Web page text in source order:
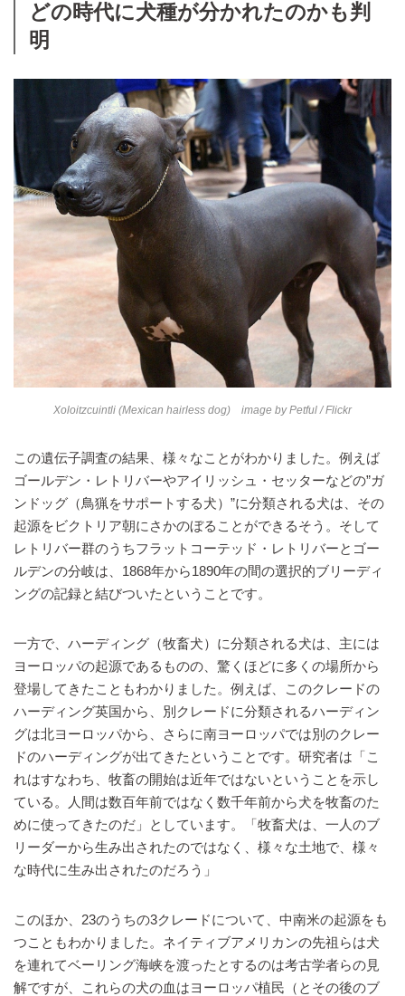
どの時代に犬種が分かれたのかも判
明
Xoloitzcuintli (Mexican hairless dog) image byPetful/ Flickr
この遺伝子調査の結果、様々なことがわかりました。例えば
ゴールデン・レトリバーやアイリッシュ・セッターなどの”ガ
ンドッグ（鳥猟をサポートする犬）”に分類される犬は、その
起源をビクトリア朝にさかのぼることができるそう。そして
レトリバー群のうちフラットコーテッド・レトリバーとゴー
ルデンの分岐は、1868年から1890年の間の選択的ブリーディ
ングの記録と結びついたということです。
一方で、ハーディング（牧畜犬）に分類される犬は、主には
ヨーロッパの起源であるものの、驚くほどに多くの場所から
登場してきたこともわかりました。例えば、このクレードの
ハーディング英国から、別クレードに分類されるハーディン
グは北ヨーロッパから、さらに南ヨーロッパでは別のクレー
ドのハーディングが出てきたということです。研究者は「こ
れはすなわち、牧畜の開始は近年ではないということを示し
ている。人間は数百年前ではなく数千年前から犬を牧畜のた
めに使ってきたのだ」としています。「牧畜犬は、一人のブ
リーダーから生み出されたのではなく、様々な土地で、様々
な時代に生み出されたのだろう」
このほか、23のうちの3クレードについて、中南米の起源をも
つこともわかりました。ネイティブアメリカンの先祖らは犬
を連れてベーリング海峡を渡ったとするのは考古学者らの見
解ですが、これらの犬の血はヨーロッパ植民（とその後のブ